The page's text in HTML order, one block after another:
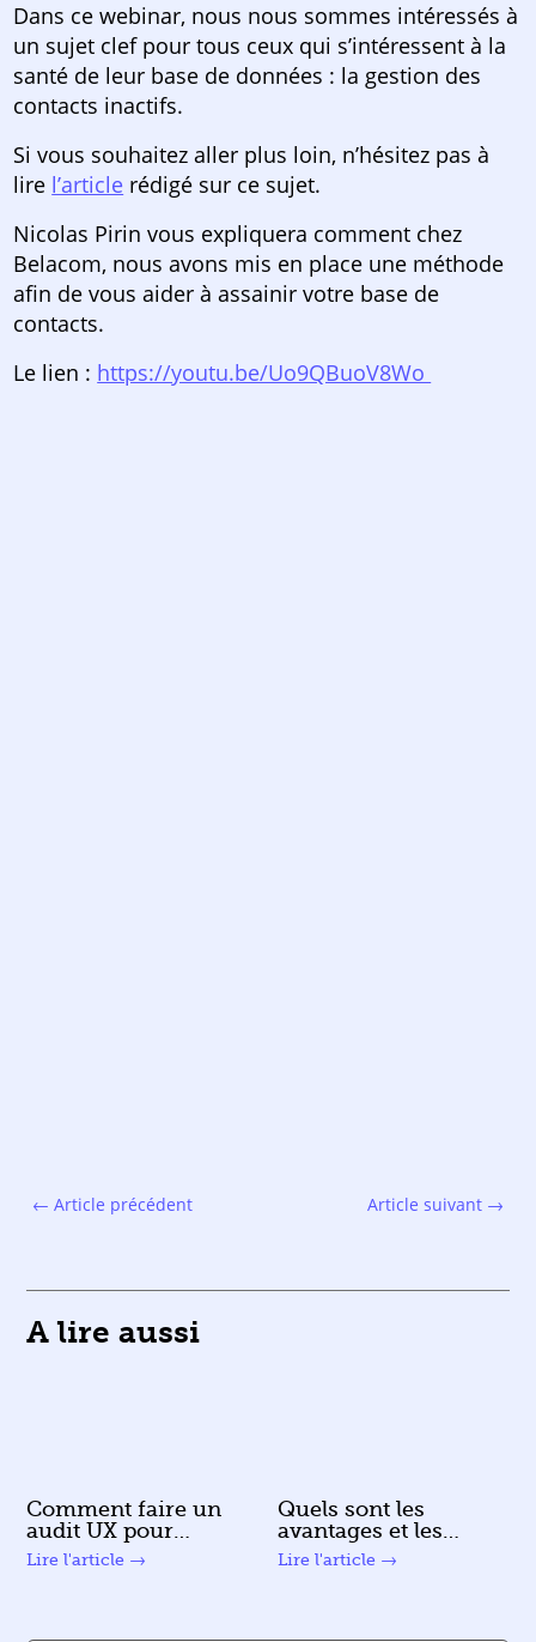
Dans ce webinar, nous nous sommes intéressés à
un sujet clef pour tous ceux qui s’intéressent à la
santé de leur base de données : la gestion des
contacts inactifs.
Si vous souhaitez aller plus loin, n’hésitez pas à
lire l’article rédigé sur ce sujet.
Nicolas Pirin vous expliquera comment chez
Belacom, nous avons mis en place une méthode
afin de vous aider à assainir votre base de
contacts.
Le lien : https://youtu.be/Uo9QBuoV8Wo
←Article précédent Article suivant→
A lire aussi
Comment faire un
audit UX pour
évaluer l’expérience
lire plus
Quels sont les
avantages et les
limites d’un CRM
lire plus